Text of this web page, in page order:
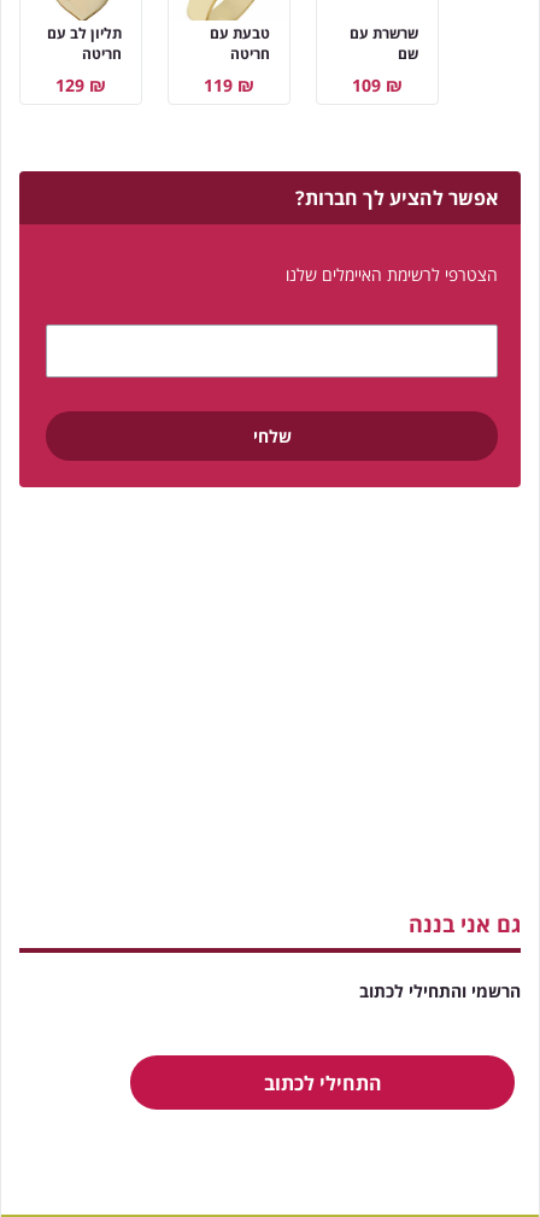
תליון לב עם
חריטה
₪ 129
טבעת עם
חריטה
₪ 119
שרשרת עם
שם
₪ 109
אפשר להציע לך חברות?
הצטרפי לרשימת האיימלים שלנו
גם אני בננה
הרשמי והתחילי לכתוב
התחילי לכתוב